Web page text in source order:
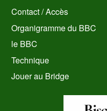
Contact / Accès
Organigramme du BBC
le BBC
Technique
Jouer au Bridge